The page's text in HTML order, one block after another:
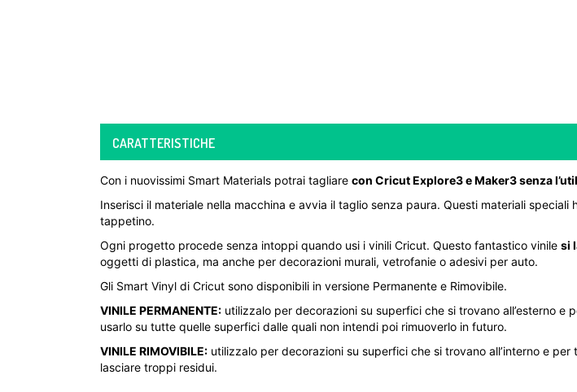
CARATTERISTICHE
Con i nuovissimi Smart Materials potrai tagliare con Cricut Explore3 e Maker3 senza
Inserisci il materiale nella macchina e avvia il taglio senza paura. Questi materiali
tappetino.
Ogni progetto procede senza intoppi quando usi i vinili Cricut. Questo fantastico vinile si
oggetti di plastica, ma anche per decorazioni murali, vetrofanie o adesivi per auto.
Gli Smart Vinyl di Cricut sono disponibili in versione Permanente e Rimovibile.
VINILE PERMANENTE: utilizzalo per decorazioni su superfici che si trovano all’esterno
usarlo su tutte quelle superfici dalle quali non intendi poi rimuoverlo in futuro.
VINILE RIMOVIBILE: utilizzalo per decorazioni su superfici che si trovano all’interno e
lasciare troppi residui.